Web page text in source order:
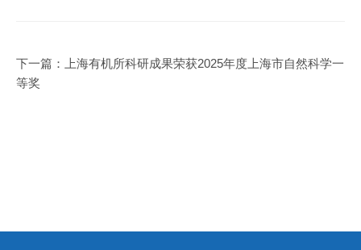
下一篇：
上海有机所科研成果荣获2025年度上海市自然科学一
等奖